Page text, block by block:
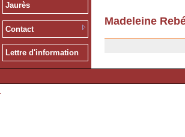
Jaurès
Contact
Lettre d'information
Madeleine